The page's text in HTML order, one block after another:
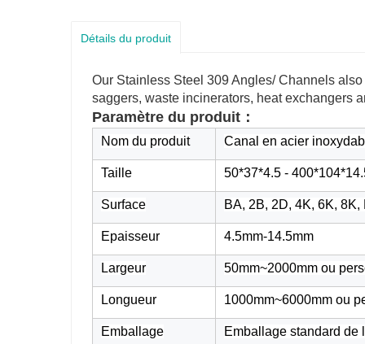
Détails du produit
Our Stainless Steel 309 Angles/ Channels
saggers, waste incinerators, heat exchangers
Paramètre du produit：
Nom du produit Canal en acier
Taille 50*37*4.5 -
Surface BA, 2B, 2D, 4K, 6K,
Epaisseur 4.5mm-14.5mm
Largeur 50mm~2000mm ou
Longueur 1000mm~6000mm ou
Emballage Emballage standard de